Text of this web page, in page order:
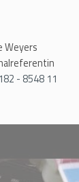
Weyers
- 8548 11